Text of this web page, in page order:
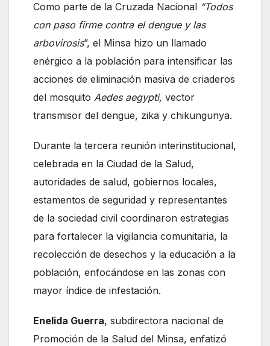
Como parte de la Cruzada Nacional “Todos
con paso firme contra el dengue y las
arbovirosis”, el Minsa hizo un llamado
enérgico a la población para intensificar las
acciones de eliminación masiva de criaderos
del mosquito Aedes aegypti, vector
transmisor del dengue, zika y chikungunya.
Durante la tercera reunión interinstitucional,
celebrada en la Ciudad de la Salud,
autoridades de salud, gobiernos locales,
estamentos de seguridad y representantes
de la sociedad civil coordinaron estrategias
para fortalecer la vigilancia comunitaria, la
recolección de desechos y la educación a la
población, enfocándose en las zonas con
mayor índice de infestación.
Enelida Guerra, subdirectora nacional de
Promoción de la Salud del Minsa, enfatizó